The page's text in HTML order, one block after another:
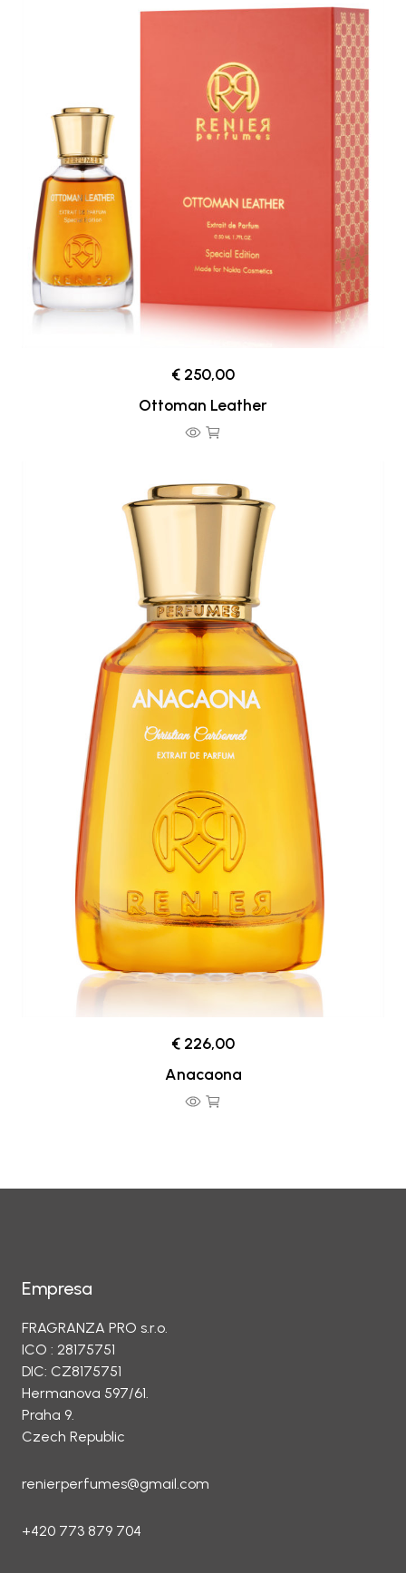
€ 250,00
Ottoman Leather
€ 226,00
Anacaona
Empresa
FRAGRANZA PRO s.r.o.
ICO : 28175751
DIC: CZ8175751
Hermanova 597/61.
Praha 9.
Czech Republic
renierperfumes@gmail.com
+420 773 879 704